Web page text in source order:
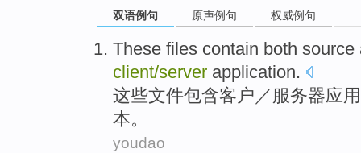
双语例句 原声例句 权威例句
These files contain both source
client/server application.
这些文件包含客户 ／ 服务器应
本。
youdao